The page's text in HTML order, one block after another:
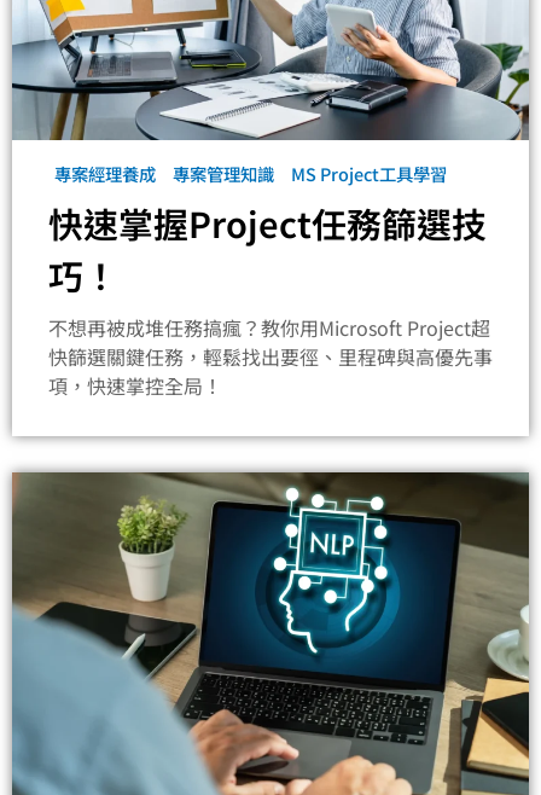
專案經理養成 專案管理知識 MS Project工具學習
快速掌握Project任務篩選技
巧！
不想再被成堆任務搞瘋？教你用Microsoft Project超
快篩選關鍵任務，輕鬆找出要徑、里程碑與高優先事
項，快速掌控全局！